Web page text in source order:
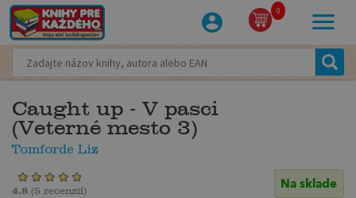
0
Caught up - V pasci
(Veterné mesto 3)
Tomforde Liz
Na sklade
4.8 (5 recenzií)